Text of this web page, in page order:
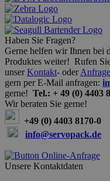
Haben Sie Fragen?
Gerne helfen wir Ihnen bei
Produktes weiter! Rufen
unserKontakt- oder
gern per E-Mail anfragen:
gerne! Tel.: + 49 (0) 4403
Wir beraten Sie gerne!
+49 (0) 4403 8170-0
info@servopack.de
Unsere Kontaktdaten